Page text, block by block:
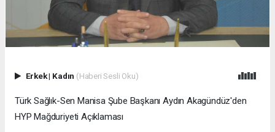
Erkek| Kadın (Haberi Sesli Oku)
Türk Sağlık-Sen Manisa Şube Başkanı Aydın Akagündüz'den
HYP Mağduriyeti Açıklaması